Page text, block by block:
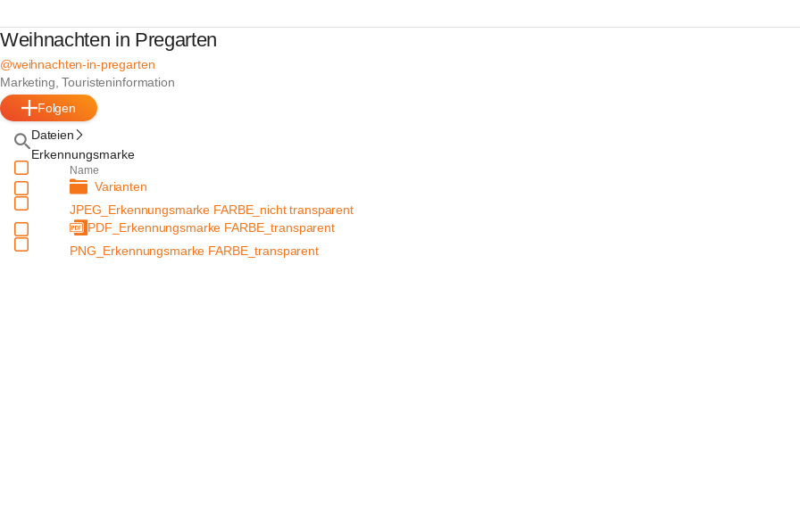
Weihnachten in Pregarten
@weihnachten-in-pregarten
Marketing, Touristeninformation
Folgen
Dateien
Erkennungsmarke
Name
Varianten
JPEG_Erkennungsmarke FARBE_nicht transparent
PDF_Erkennungsmarke FARBE_transparent
PNG_Erkennungsmarke FARBE_transparent